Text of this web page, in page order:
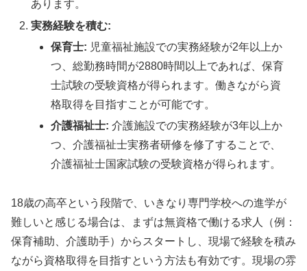
あります。
実務経験を積む:
保育士: 児童福祉施設での実務経験が2年以上か
つ、総勤務時間が2880時間以上であれば、保育
士試験の受験資格が得られます。働きながら資
格取得を目指すことが可能です。
介護福祉士: 介護施設での実務経験が3年以上か
つ、介護福祉士実務者研修を修了することで、
介護福祉士国家試験の受験資格が得られます。
18歳の高卒という段階で、いきなり専門学校への進学が
難しいと感じる場合は、まずは無資格で働ける求人（例：
保育補助、介護助手）からスタートし、現場で経験を積み
ながら資格取得を目指すという方法も有効です。現場の雰